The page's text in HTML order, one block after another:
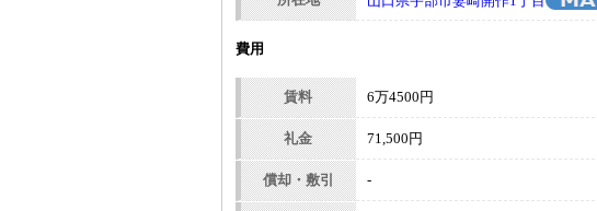
費用
賃料 6万4500円
礼金 71,500円
償却・敷引 -